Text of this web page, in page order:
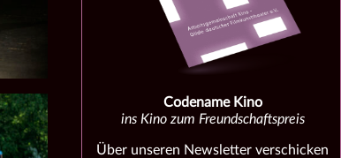
Codename Kino
ins Kino zum Freundschaftspreis
Über unseren Newsletter verschicken